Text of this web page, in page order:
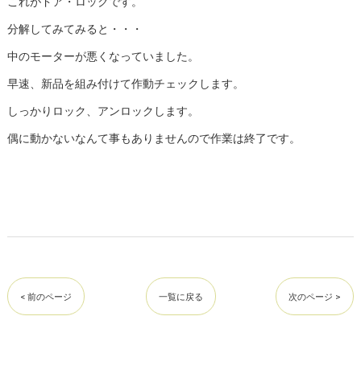
分解してみてみると・・・
中のモーターが悪くなっていました。
早速、新品を組み付けて作動チェックします。
しっかりロック、アンロックします。
偶に動かないなんて事もありませんので作業は終了です。
< 前のページ 一覧に戻る 次のページ >